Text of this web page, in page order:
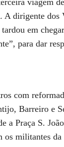
viagem
dirigente dos
em
para dar
com
Barreiro e
a Praça S.
militantes da